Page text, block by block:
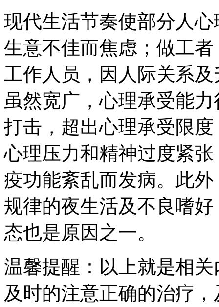
现代生活节奏使部分人
生意不佳而焦虑；做工
工作人员，因人际关系
虽然宽广，心理承受能
打击，超出心理承受限
心理压力和精神过度紧
疫功能紊乱而发病。此
规律的夜生活及不良嗜
态也是原因之一。
温馨提醒：以上就是相
及时的注意正确的治疗